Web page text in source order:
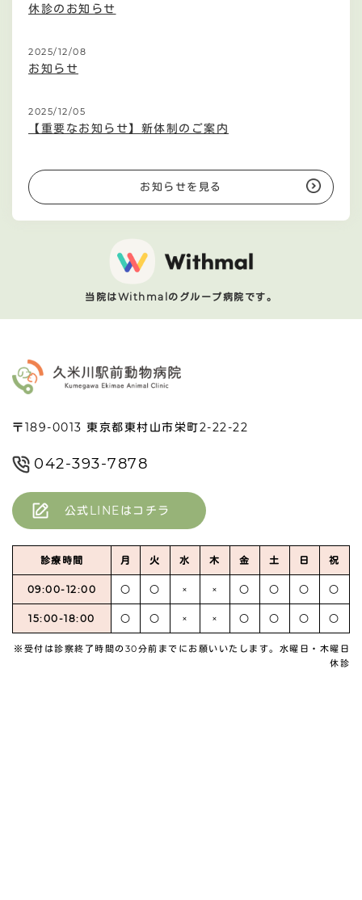
休診のお知らせ
2025/12/08
お知らせ
2025/12/05
【重要なお知らせ】新体制のご案内
お知らせを見る
当院はWithmalのグループ病院です。
〒189-0013 東京都東村山市栄町2-22-22
042-393-7878
公式LINEはコチラ
診療時間 月 火 水 木 金 土 日 祝
09:00-12:00 ○ ○ × × ○ ○ ○ ○
15:00-18:00 ○ ○ × × ○ ○ ○ ○
※受付は診察終了時間の30分前までにお願いいたします。水曜日・木曜日
休診